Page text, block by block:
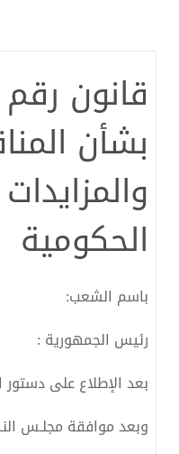
بشأن
الحكومية
باسم الشعب:
رئيس الجمهورية :
بعد الإطلاع على دستور
وبعد موافقة مجلـس